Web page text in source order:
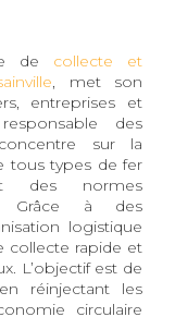
de collecte et
, met son
entreprises et
des
sur la
tous types de fer
des normes
Grâce à des
logistique
collecte rapide et
L’objectif est de
réinjectant les
circulaire